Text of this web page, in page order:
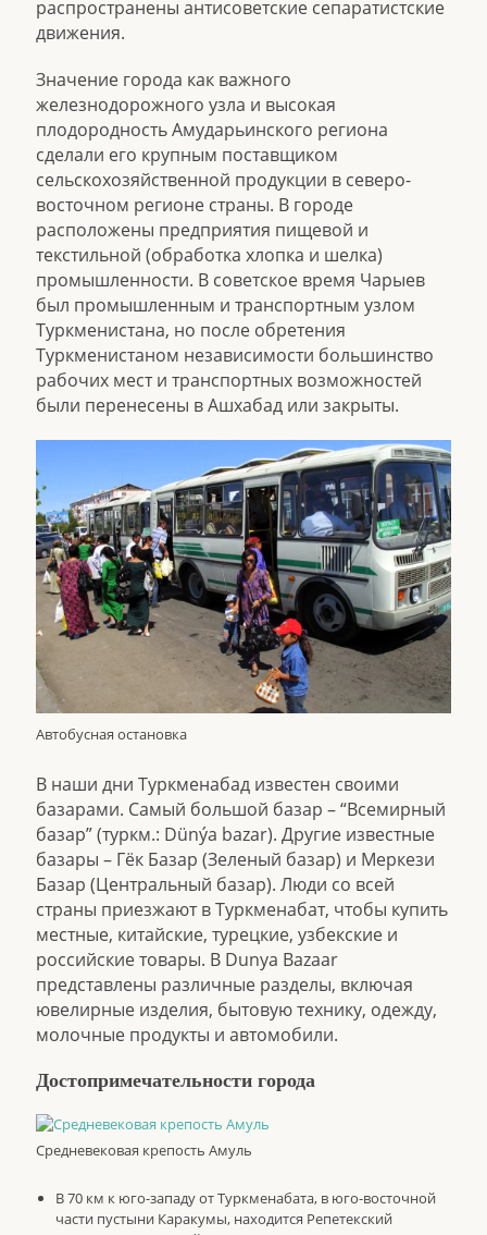
распространены антисоветские сепаратистские
движения.
Значение города как важного
железнодорожного узла и высокая
плодородность Амударьинского региона
сделали его крупным поставщиком
сельскохозяйственной продукции в северо-
восточном регионе страны. В городе
расположены предприятия пищевой и
текстильной (обработка хлопка и шелка)
промышленности. В советское время Чарыев
был промышленным и транспортным узлом
Туркменистана, но после обретения
Туркменистаном независимости большинство
рабочих мест и транспортных возможностей
были перенесены в Ашхабад или закрыты.
Автобусная остановка
В наши дни Туркменабад известен своими
базарами. Самый большой базар – “Всемирный
базар” (туркм.: Dünýa bazar). Другие известные
базары – Гёк Базар (Зеленый базар) и Меркези
Базар (Центральный базар). Люди со всей
страны приезжают в Туркменабат, чтобы купить
местные, китайские, турецкие, узбекские и
российские товары. В Dunya Bazaar
представлены различные разделы, включая
ювелирные изделия, бытовую технику, одежду,
молочные продукты и автомобили.
Достопримечательности города
Средневековая крепость Амуль
В 70 км к юго-западу от Туркменабата, в юго-восточной
части пустыни Каракумы, находится Репетекский